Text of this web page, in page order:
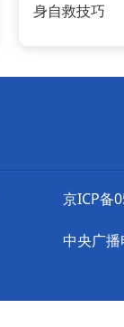
身自救技巧
京ICP备
中央广